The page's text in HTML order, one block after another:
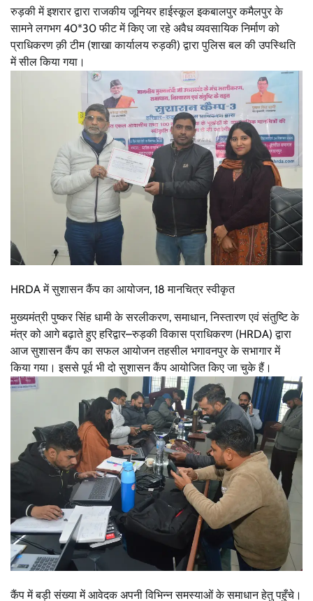
रुड़की में इशरार द्वारा राजकीय जूनियर हाईस्कूल इकबालपुर कमैलपुर के
सामने लगभग 40*30 फीट में किए जा रहे अवैध व्यवसायिक निर्माण को
प्राधिकरण क़ी टीम (शाखा कार्यालय रुड़की) द्वारा पुलिस बल की उपस्थिति
में सील किया गया।
HRDA में सुशासन कैंप का आयोजन, 18 मानचित्र स्वीकृत
मुख्यमंत्री पुष्कर सिंह धामी के सरलीकरण, समाधान, निस्तारण एवं संतुष्टि के
मंत्र को आगे बढ़ाते हुए हरिद्वार–रुड़की विकास प्राधिकरण (HRDA) द्वारा
आज सुशासन कैंप का सफल आयोजन तहसील भगावनपुर के सभागार में
किया गया। इससे पूर्व भी दो सुशासन कैंप आयोजित किए जा चुके हैं।
कैंप में बड़ी संख्या में आवेदक अपनी विभिन्न समस्याओं के समाधान हेतु पहुँचे।